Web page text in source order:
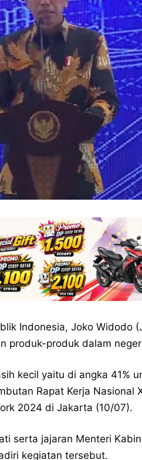
Indonesia, Joko Widodo
produk-produk dalam
kecil yaitu di angka 41%
Rapat Kerja Nasional
2024 di Jakarta (10/07).
serta jajaran Menteri
kegiatan tersebut.